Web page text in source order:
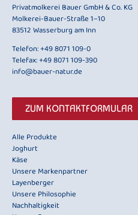
Privatmolkerei Bauer GmbH & Co. KG
Molkerei-Bauer-Straße 1–10
83512 Wasserburg am Inn
Telefon:+49 8071 109-0
Telefax: +49 8071 109-390
info@bauer-natur.de
ZUM KONTAKTFORMULAR
Alle Produkte
Joghurt
Käse
Unsere Markenpartner
Layenberger
Unsere Philosophie
Nachhaltigkeit